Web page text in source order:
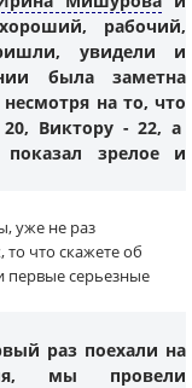
рабочий,
увидели и
была заметна
на то, что
Виктору- 22, а
зрелое и
уже не раз
что скажете об
первые серьезные
раз поехали на
мы провели